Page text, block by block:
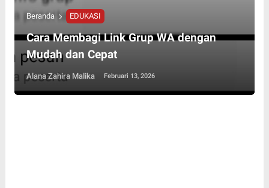
Beranda EDUKASI
Cara Membagi Link Grup WA dengan
Mudah dan Cepat
Alana Zahira Malika Februari 13, 2026